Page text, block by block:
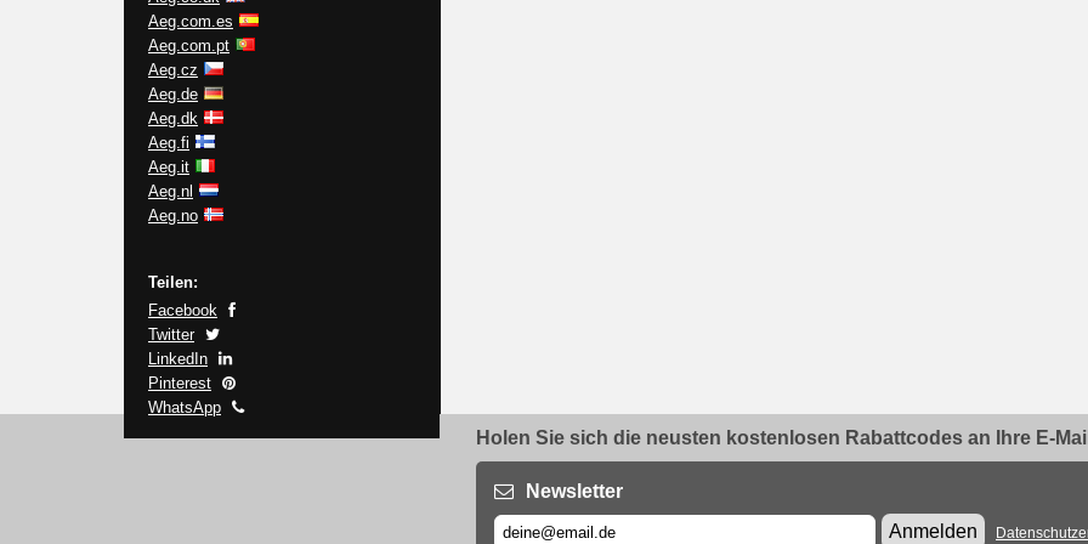
Aeg.com.es
Aeg.com.pt
Aeg.cz
Aeg.de
Aeg.dk
Aeg.fi
Aeg.it
Aeg.nl
Aeg.no
Teilen:
Facebook
Twitter
LinkedIn
Pinterest
WhatsApp
Holen Sie sich die neusten kostenlosen Rabattcodes an Ihre E-
Newsletter
Anmelden